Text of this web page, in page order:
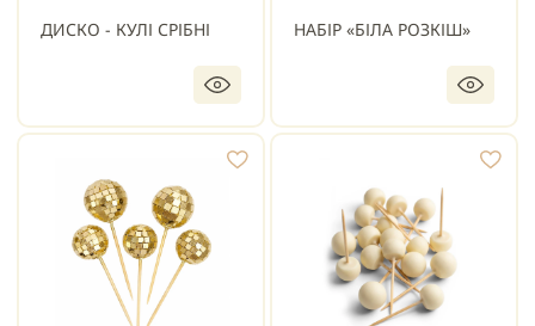
ДИСКО - КУЛІ СРІБНІ НАБІР «БІЛА РОЗКІШ»